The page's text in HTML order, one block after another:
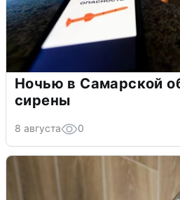
Ночью в Самарской
сирены
8 августа 0